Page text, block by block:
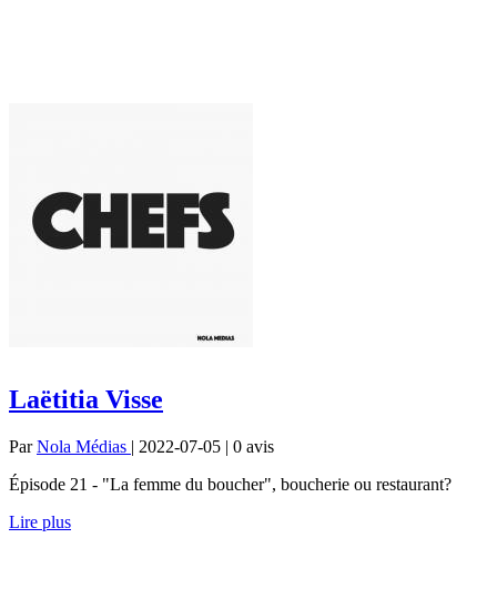
Laëtitia Visse
ParNola Médias | 2022-07-05 | 0 avis
Épisode 21 - "La femme du boucher", boucherie ou restaurant?
Lire plus